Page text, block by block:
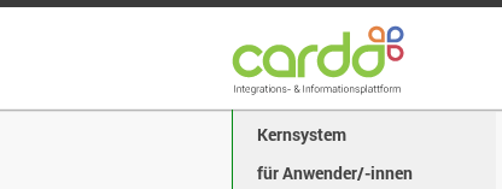
Kernsystem
für Anwender/-innen